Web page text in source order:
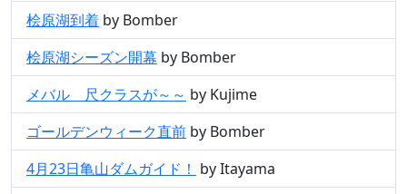
桧原湖到着 by Bomber
桧原湖シーズン開幕 by Bomber
メバル 尺クラスが～～ by Kujime
ゴールデンウィーク直前 by Bomber
4月23日亀山ダムガイド！ by Itayama